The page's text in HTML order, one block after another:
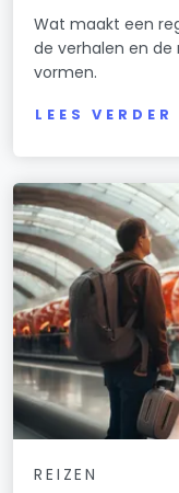
Wat maakt een
de verhalen en
vormen.
LEES VERDER
REIZEN